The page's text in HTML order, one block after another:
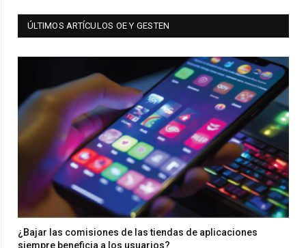
ÚLTIMOS ARTÍCULOS OE Y GESTEN
¿Bajar las comisiones de las tiendas de aplicaciones
siempre beneficia a los usuarios?